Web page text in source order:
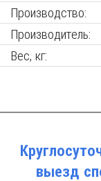
Производство:
Производитель:
Вес, кг:
выезд